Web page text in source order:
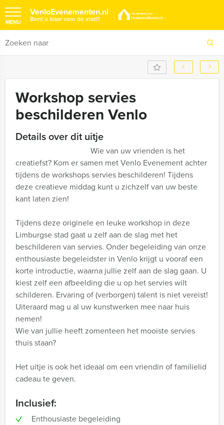
VenloEvenementen.nl
Bent u klaar voor de stad?
MENU
Workshop servies
beschilderen Venlo
Details over dit uitje
Wie van uw vrienden is het
creatiefst? Kom er samen met Venlo Evenement achter
tijdens de workshops servies beschilderen! Tijdens
deze creatieve middag kunt u zichzelf van uw beste
kant laten zien!
Tijdens deze originele en leuke workshop in deze
Limburgse stad gaat u zelf aan de slag met het
beschilderen van servies. Onder begeleiding van onze
enthousiaste begeleidster in Venlo krijgt u vooraf een
korte introductie, waarna jullie zelf aan de slag gaan. U
kiest zelf een afbeelding die u op het servies wilt
schilderen. Ervaring of (verborgen) talent is niet vereist!
Uiteraard mag u al uw kunstwerken mee naar huis
nemen!
Wie van jullie heeft zomenteen het mooiste servies
thuis staan?
Het uitje is ook het ideaal om een vriendin of familielid
cadeau te geven.
Inclusief:
Enthousiaste begeleiding